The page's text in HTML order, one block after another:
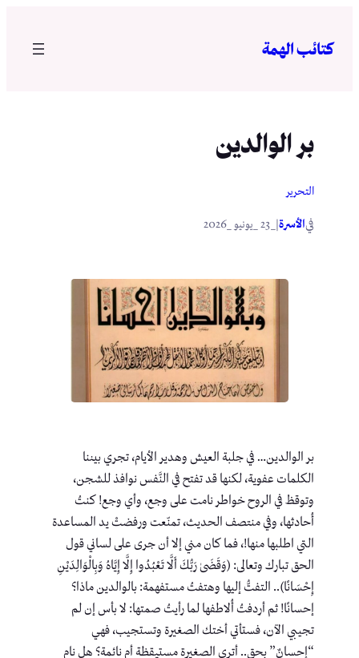
المحتوى
كتائب الهمة
بر الوالدين
التحرير
فيالأسرة
بر الوالدين… في جلبة العيش وهدير الأيام، تجري بيننا
الكلمات عفوية، لكنها قد تفتح في النَّفس نوافذ للشجن،
وتوقظ في الروح خواطر نامت على وجع، وأي وجع! كنتُ
أُحادثها، وفي منتصف الحديث، تمنّعت ورفضتْ يد المساعدة
التي اطلبها منها!، فما كان مني إلا أن جرى على لساني قول
الحق تبارك وتعالى: (وَقَضَىٰ رَبُّكَ أَلَّا تَعْبُدُوا إِلَّا إِيَّاهُ وَبِالْوَالِدَيْنِ
إِحْسَانًا).. التفتُّ إليها وهتفتُ مستفهمة: بالوالدين ماذا؟
إحسانًا! ثم أردفتُ أُلاطفها لما رأيتُ صمتها: لا بأس إن لم
تجيبي الآن، فستأتي أختك الصغيرة وتستجيب، فهي
“إحسانٌ” بحق.. أترى الصغيرة مستيقظة أم نائمة؟ هل نام